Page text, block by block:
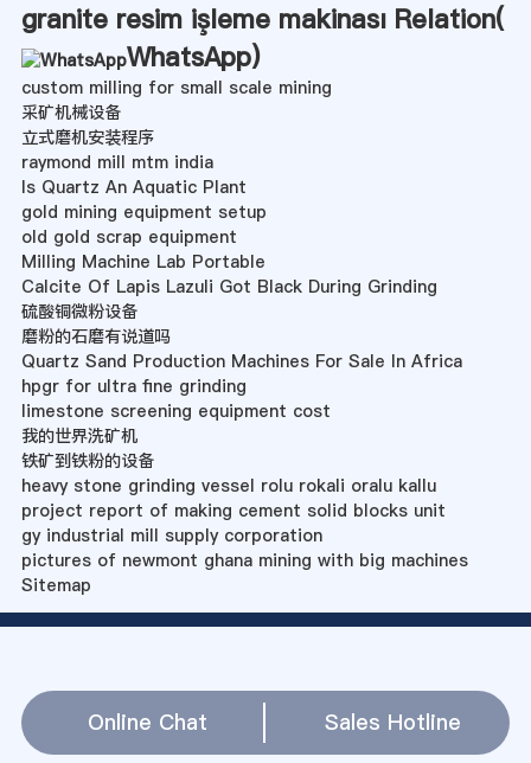
granite resim işleme makinası Relation(
WhatsApp)
custom milling for small scale mining
采矿机械设备
立式磨机安装程序
raymond mill mtm india
Is Quartz An Aquatic Plant
gold mining equipment setup
old gold scrap equipment
Milling Machine Lab Portable
Calcite Of Lapis Lazuli Got Black During Grinding
硫酸铜微粉设备
磨粉的石磨有说道吗
Quartz Sand Production Machines For Sale In Africa
hpgr for ultra fine grinding
limestone screening equipment cost
我的世界洗矿机
铁矿到铁粉的设备
heavy stone grinding vessel rolu rokali oralu kallu
project report of making cement solid blocks unit
gy industrial mill supply corporation
pictures of newmont ghana mining with big machines
Sitemap
Online Chat Sales Hotline